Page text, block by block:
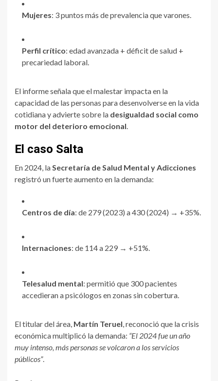
Mujeres: 3 puntos más de prevalencia que varones.
Perfil crítico: edad avanzada + déficit de salud +
precariedad laboral.
El informe señala que el malestar impacta en la
capacidad de las personas para desenvolverse en la vida
cotidiana y advierte sobre la desigualdad social como
motor del deterioro emocional.
El caso Salta
En 2024, laSecretaría de Salud Mental y Adicciones
registró un fuerte aumento en la demanda:
Centros de día: de 279 (2023) a 430 (2024) → +35%.
Internaciones: de 114 a 229 → +51%.
Telesalud mental: permitió que 300 pacientes
accedieran a psicólogos en zonas sin cobertura.
El titular del área, Martín Teruel, reconoció que la crisis
económica multiplicó la demanda: “El 2024 fue un año
muy intenso, más personas se volcaron a los servicios
públicos”.